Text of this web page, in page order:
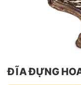
ĐĨA ĐỰNG